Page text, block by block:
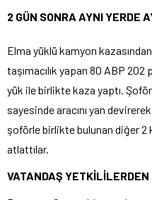
2 GÜN SONRA AYNI YERDE
Elma yüklü kamyon
taşımacılık yapan 80 ABP
yük ile birlikte kaza yaptı.
sayesinde aracını yan
şoförle birlikte bulunan diğer 2
atlattılar.
VATANDAŞ YETKİLİLERDEN